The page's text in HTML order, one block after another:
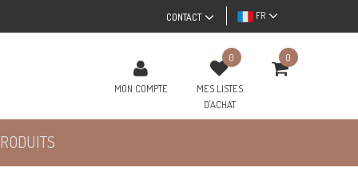
FR
CONTACT
MON COMPTE
0
MES LISTES
D'ACHAT
0